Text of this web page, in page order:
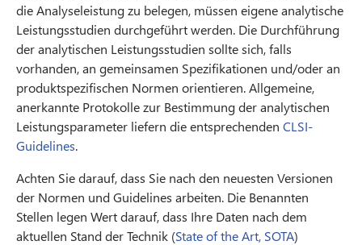
die Analyseleistung zu belegen, müssen eigene analytische
Leistungsstudien durchgeführt werden. Die Durchführung
der analytischen Leistungsstudien sollte sich, falls
vorhanden, an gemeinsamen Spezifikationen und/oder an
produktspezifischen Normen orientieren. Allgemeine,
anerkannte Protokolle zur Bestimmung der analytischen
Leistungsparameter liefern die entsprechenden CLSI-
Guidelines.
Achten Sie darauf, dass Sie nach den neuesten Versionen
der Normen und Guidelines arbeiten. Die Benannten
Stellen legen Wert darauf, dass Ihre Daten nach dem
aktuellen Stand der Technik (State of the Art, SOTA)